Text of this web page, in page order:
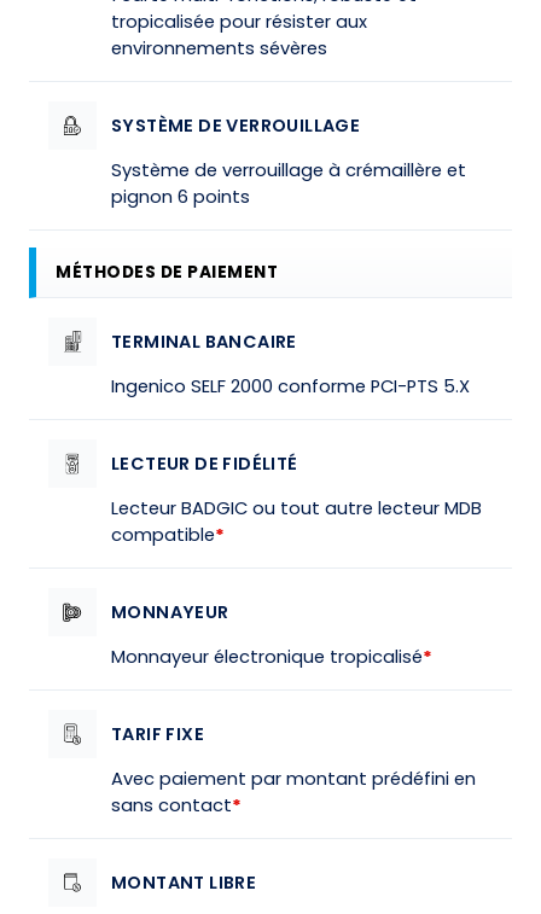
tropicalisée pour résister aux
environnements sévères
SYSTÈME DE VERROUILLAGE
Système de verrouillage à crémaillère et
pignon 6 points
MÉTHODES DE PAIEMENT
TERMINAL BANCAIRE
Ingenico SELF 2000 conforme PCI-PTS 5.X
LECTEUR DE FIDÉLITÉ
Lecteur BADGIC ou tout autre lecteur MDB
compatible*
MONNAYEUR
Monnayeur électronique tropicalisé*
TARIF FIXE
Avec paiement par montant prédéfini en
sans contact*
MONTANT LIBRE